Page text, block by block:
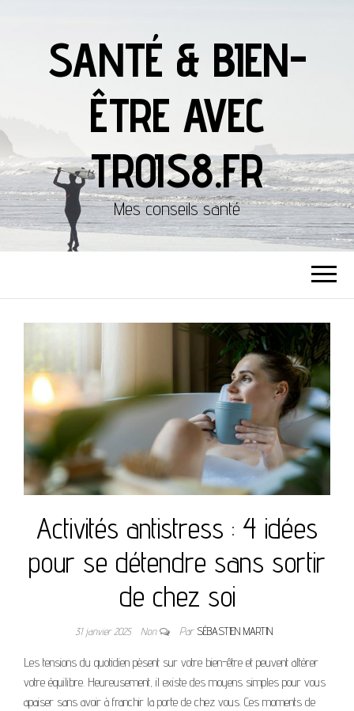
SANTÉ & BIEN-
ÊTRE AVEC
TROIS8.FR
Mes conseils santé
Activités antistress : 4 idées
pour se détendre sans sortir
de chez soi
31 janvier 2025 Non Par SÉBASTIEN MARTIN
Les tensions du quotidien pèsent sur votre bien-être et peuvent altérer
votre équilibre. Heureusement, il existe des moyens simples pour vous
apaiser sans avoir à franchir la porte de chez vous. Ces moments de